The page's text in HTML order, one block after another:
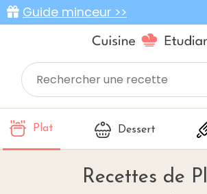
Guide minceur >>
Plat Dessert
Recettes de